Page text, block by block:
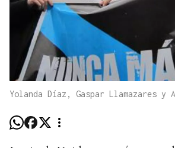
Yolanda Díaz, Gaspar Llamazares y